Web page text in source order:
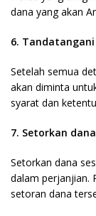
dana yang akan
6.
Setelah semua
akan diminta
syarat dan
7. Setorkan dana
Setorkan dana
dalam perjanjian.
setoran dana